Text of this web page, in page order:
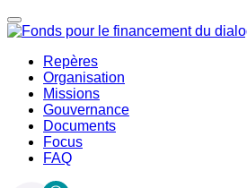
Repères
Organisation
Missions
Gouvernance
Documents
Focus
FAQ